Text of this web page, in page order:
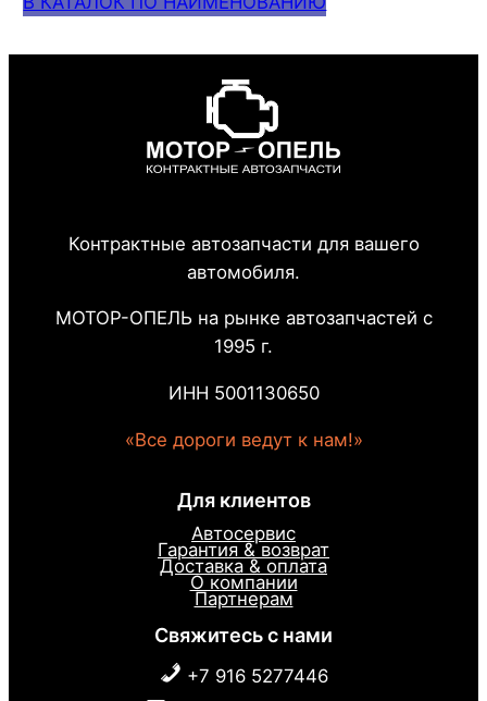
Контрактные автозапчасти для вашего
автомобиля.
МОТОР-ОПЕЛЬ на рынке автозапчастей с
1995 г.
ИНН 5001130650
«Все дороги ведут к нам!»
Для клиентов
Автосервис
Гарантия & возврат
Доставка & оплата
О компании
Партнерам
Свяжитесь с нами
+7 916 5277446